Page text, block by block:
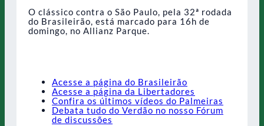
O clássico contra o São Paulo, pela 32ª rodada
do Brasileirão, está marcado para 16h de
domingo, no Allianz Parque.
Acesse a página do Brasileirão
Acesse a página da Libertadores
Confira os últimos vídeos do Palmeiras
Debata tudo do Verdão no nosso Fórum
de discussões